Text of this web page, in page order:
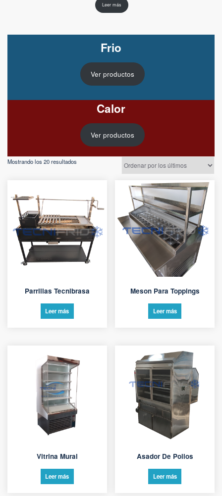
Leer más
Frio
Ver productos
Calor
Ver productos
Mostrando los 20 resultados
Parrillas Tecnibrasa
Leer más
Meson Para Toppings
Leer más
Vitrina Mural
Leer más
Asador De Pollos
Leer más